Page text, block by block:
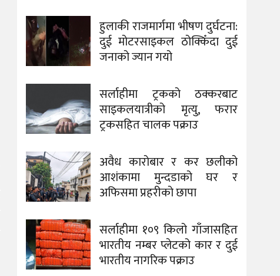
हुलाकी राजमार्गमा भीषण दुर्घटना:
दुई मोटरसाइकल ठोक्किँदा दुई
जनाको ज्यान गयो
सर्लाहीमा ट्रकको ठक्करबाट
साइकलयात्रीको मृत्यु, फरार
ट्रकसहित चालक पक्राउ
अवैध कारोबार र कर छलीको
आशंकामा मुन्दडाको घर र
अफिसमा प्रहरीको छापा
सर्लाहीमा १०९ किलो गाँजासहित
भारतीय नम्बर प्लेटको कार र दुई
भारतीय नागरिक पक्राउ